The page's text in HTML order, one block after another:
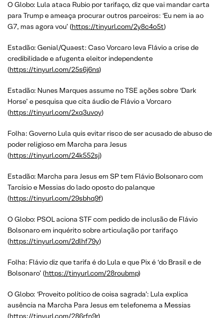
O Globo: Lula ataca Rubio por tarifaço, diz que vai mandar carta
para Trump e ameaça procurar outros parceiros: ‘Eu nem ia ao
G7, mas agora vou’ (https://tinyurl.com/2y8c4o5t)
Estadão: Genial/Quaest: Caso Vorcaro leva Flávio a crise de
credibilidade e afugenta eleitor independente
(https://tinyurl.com/25s6j6ns)
Estadão: Nunes Marques assume no TSE ações sobre ‘Dark
Horse’ e pesquisa que cita áudio de Flávio a Vorcaro
(https://tinyurl.com/2xq3uvoy)
Folha: Governo Lula quis evitar risco de ser acusado de abuso de
poder religioso em Marcha para Jesus
(https://tinyurl.com/24k552sj)
Estadão: Marcha para Jesus em SP tem Flávio Bolsonaro com
Tarcísio e Messias do lado oposto do palanque
(https://tinyurl.com/29sbhq9f)
O Globo: PSOL aciona STF com pedido de inclusão de Flávio
Bolsonaro em inquérito sobre articulação por tarifaço
(https://tinyurl.com/2dlhf79y)
Folha: Flávio diz que tarifa é do Lula e que Pix é ‘do Brasil e de
Bolsonaro’ (https://tinyurl.com/28roubmp)
O Globo: ‘Proveito político de coisa sagrada’: Lula explica
ausência na Marcha Para Jesus em telefonema a Messias
(https://tinyurl.com/286rfn9r)